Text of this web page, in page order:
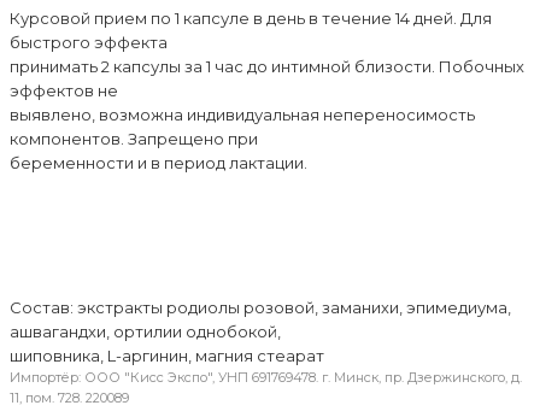
Курсовой прием по 1 капсуле в день в течение 14 дней. Для
быстрого эффекта
принимать 2 капсулы за 1 час до интимной близости. Побочных
эффектов не
выявлено, возможна индивидуальная непереносимость
компонентов. Запрещено при
беременности и в период лактации.
Состав: экстракты родиолы розовой, заманихи, эпимедиума,
ашвагандхи, ортилии однобокой,
шиповника, L-аргинин, магния стеарат
Импортёр: ООО "Кисс Экспо", УНП 691769478. г. Минск, пр. Дзержинского, д.
11, пом. 728. 220089